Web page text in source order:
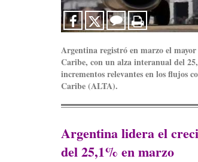
Argentina registró en marzo el
Caribe, con un alza interanual del
incrementos relevantes en los flujos
Caribe (ALTA).
Argentina lidera el
del 25,1% en marzo